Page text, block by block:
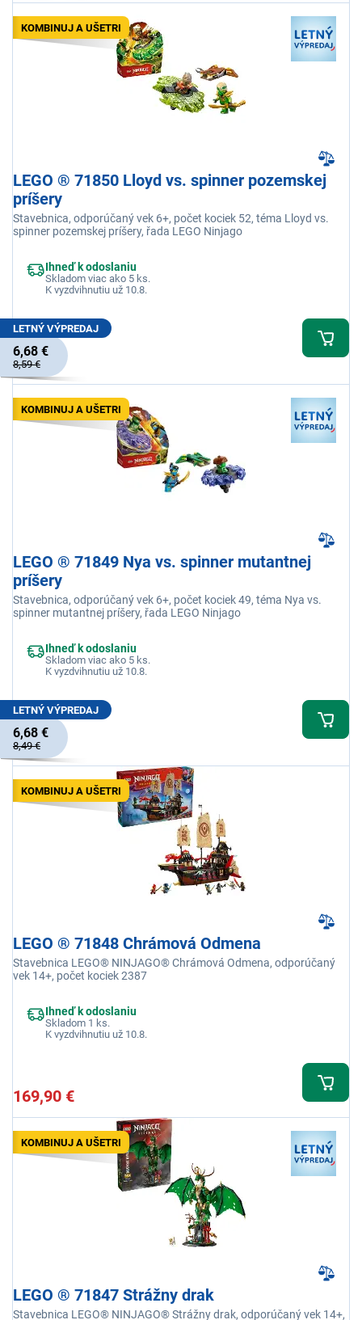
KOMBINUJ A UŠETRI
LEGO ® 71850 Lloyd vs. spinner pozemskej
príšery
Stavebnica, odporúčaný vek 6+, počet kociek 52, téma Lloyd vs.
spinner pozemskej príšery, řada LEGO Ninjago
Ihneď k odoslaniu
Skladom viac ako 5 ks.
K vyzdvihnutiu už 10.8.
LETNÝ VÝPREDAJ
6,68 €
8,59 €
KOMBINUJ A UŠETRI
LEGO ® 71849 Nya vs. spinner mutantnej
príšery
Stavebnica, odporúčaný vek 6+, počet kociek 49, téma Nya vs.
spinner mutantnej príšery, řada LEGO Ninjago
Ihneď k odoslaniu
Skladom viac ako 5 ks.
K vyzdvihnutiu už 10.8.
LETNÝ VÝPREDAJ
6,68 €
8,49 €
KOMBINUJ A UŠETRI
LEGO ® 71848 Chrámová Odmena
Stavebnica LEGO® NINJAGO® Chrámová Odmena, odporúčaný
vek 14+, počet kociek 2387
Ihneď k odoslaniu
Skladom 1 ks.
K vyzdvihnutiu už 10.8.
169,90 €
KOMBINUJ A UŠETRI
LEGO ® 71847 Strážny drak
Stavebnica LEGO® NINJAGO® Strážny drak, odporúčaný vek 14+,